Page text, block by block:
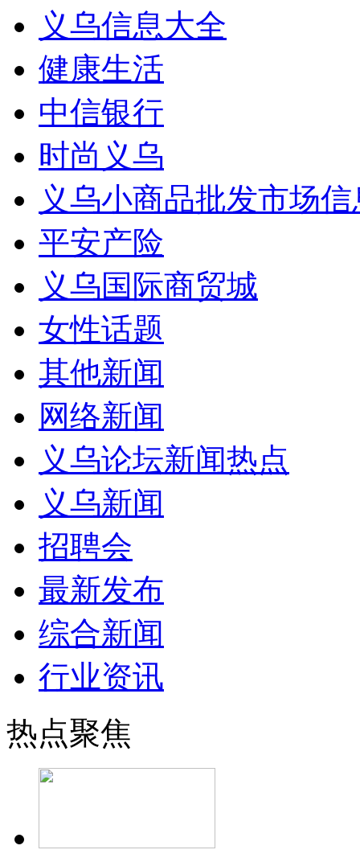
义乌信息大全
健康生活
中信银行
时尚义乌
义乌小商品批发市场
平安产险
义乌国际商贸城
女性话题
其他新闻
网络新闻
义乌论坛新闻热点
义乌新闻
招聘会
最新发布
综合新闻
行业资讯
热点聚焦